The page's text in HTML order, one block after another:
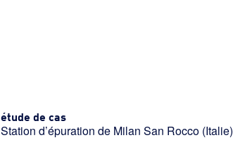
étude de cas
Station d’épuration de Milan San Rocco (Italie)